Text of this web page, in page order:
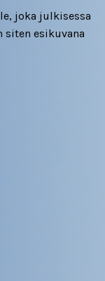
joka julkisessa
esikuvana